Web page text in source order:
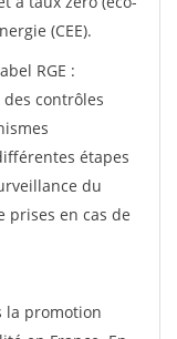
(CEE).
RGE :
contrôles
étapes
du
prises en cas de
la promotion